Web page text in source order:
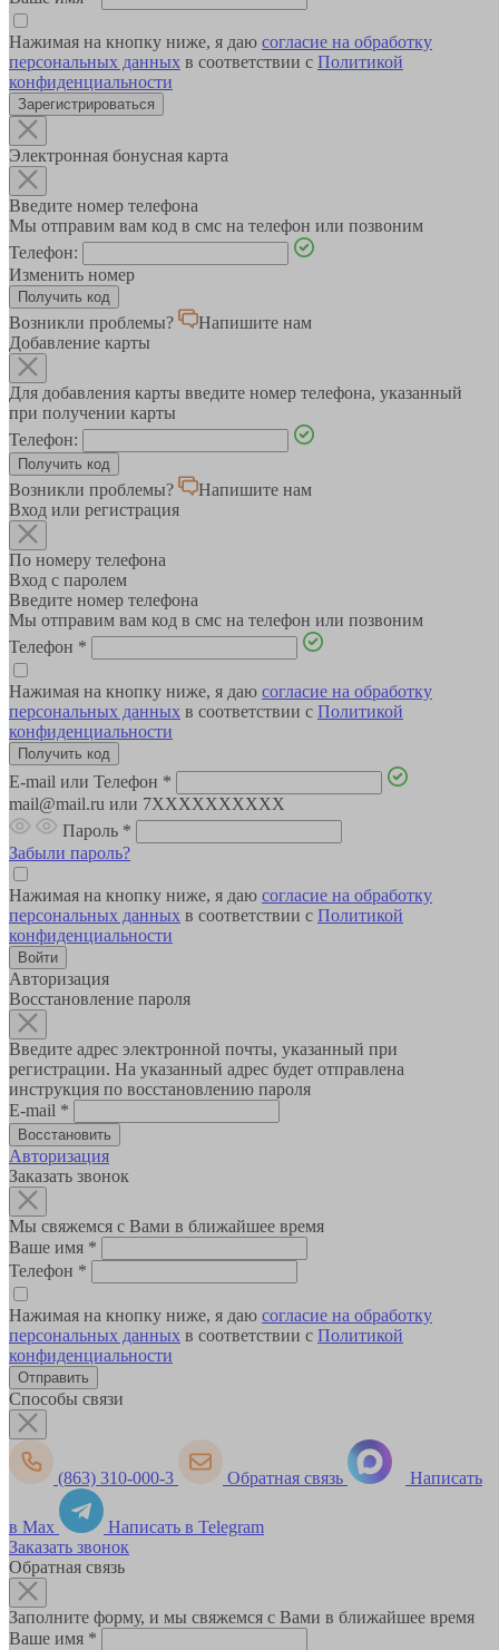
Нажимая на кнопку ниже, я даю согласие на обработку
персональных данных в соответствии с Политикой
конфиденциальности
Зарегистрироваться
Электронная бонусная карта
Введите номер телефона
Мы отправим вам код в смс на телефон или позвоним
Телефон:
Изменить номер
Возникли проблемы?
Напишите нам
Добавление карты
Для добавления карты введите номер телефона, указанный
при получении карты
Телефон:
Возникли проблемы?
Напишите нам
Вход или регистрация
По номеру телефона
Вход с паролем
Введите номер телефона
Мы отправим вам код в смс на телефон или позвоним
Телефон *
Нажимая на кнопку ниже, я даю согласие на обработку
персональных данных в соответствии с Политикой
конфиденциальности
E-mail или Телефон *
mail@mail.ru или 7XXXXXXXXXX
Пароль *
Забыли пароль?
Нажимая на кнопку ниже, я даю согласие на обработку
персональных данных в соответствии с Политикой
конфиденциальности
Авторизация
Восстановление пароля
Введите адрес электронной почты, указанный при
регистрации. На указанный адрес будет отправлена
инструкция по восстановлению пароля
E-mail *
Авторизация
Заказать звонок
Мы свяжемся с Вами в ближайшее время
Ваше имя *
Телефон *
Нажимая на кнопку ниже, я даю согласие на обработку
персональных данных в соответствии с Политикой
конфиденциальности
Способы связи
(863) 310-000-3 Обратная связь Написать
в Max
Написать в Telegram
Заказать звонок
Обратная связь
Заполните форму, и мы свяжемся с Вами в ближайшее время
Ваше имя *